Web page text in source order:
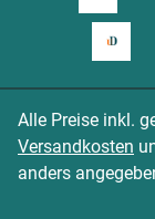
Alle Preise inkl.
Versandkosten
anders